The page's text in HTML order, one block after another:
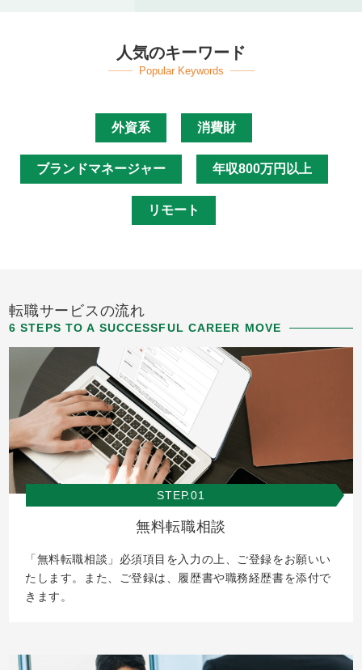
人気のキーワード
Popular Keywords
外資系 消費財
ブランドマネージャー 年収800万円以上
リモート
転職サービスの流れ
6 STEPS TO A SUCCESSFUL CAREER MOVE
STEP.01
無料転職相談
「無料転職相談」必須項目を入力の上、ご登録をお願いい
たします。また、ご登録は、履歴書や職務経歴書を添付で
きます。